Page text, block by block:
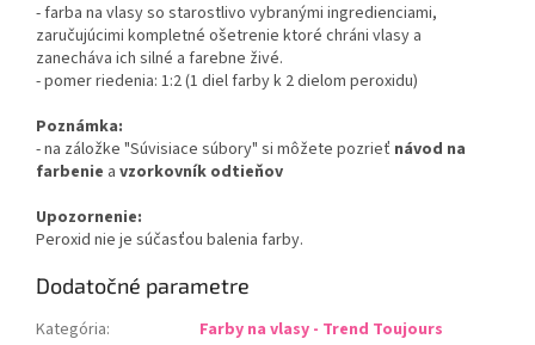
- farba na vlasy so starostlivo vybranými ingredienciami,
zaručujúcimi kompletné ošetrenie ktoré chráni vlasy a
zanecháva ich silné a farebne živé.
- pomer riedenia: 1:2 (1 diel farby k 2 dielom peroxidu)
Poznámka:
- na záložke "Súvisiace súbory" si môžete pozrieť návod na
farbenie a vzorkovník odtieňov
Upozornenie:
Peroxid nie je súčasťou balenia farby.
Dodatočné parametre
Kategória:
Farby na vlasy - Trend Toujours